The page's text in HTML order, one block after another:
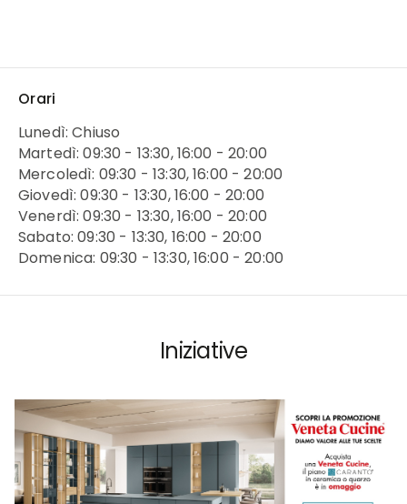
Orari
Lunedì: Chiuso
Martedì: 09:30 - 13:30, 16:00 - 20:00
Mercoledì: 09:30 - 13:30, 16:00 - 20:00
Giovedì: 09:30 - 13:30, 16:00 - 20:00
Venerdì: 09:30 - 13:30, 16:00 - 20:00
Sabato: 09:30 - 13:30, 16:00 - 20:00
Domenica: 09:30 - 13:30, 16:00 - 20:00
Iniziative